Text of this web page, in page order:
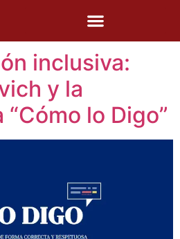
Google
inclusiva:
y la
lo Digo”